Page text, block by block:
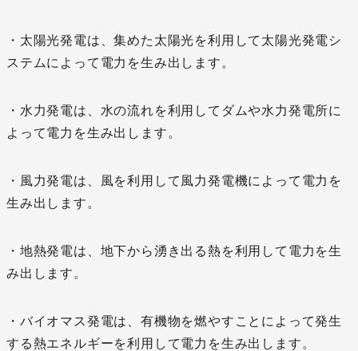
・太陽光発電は、集めた太陽光を利用して太陽光発電シ
ステムによって電力を生み出します。
・水力発電は、水の流れを利用してダムや水力発電所に
よって電力を生み出します。
・風力発電は、風を利用して風力発電機によって電力を
生み出します。
・地熱発電は、地下から湧き出る熱を利用して電力を生
み出します。
・バイオマス発電は、有機物を燃やすことによって発生
する熱エネルギーを利用して電力を生み出します。